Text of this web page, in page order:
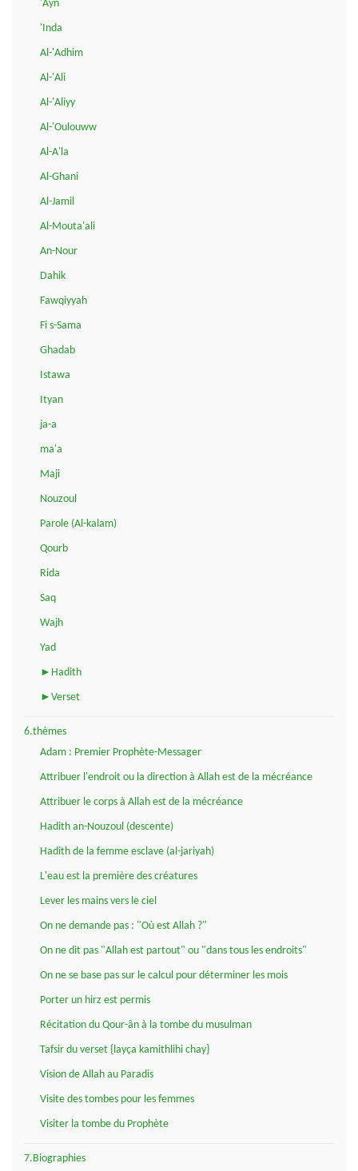
'Ayn
'Inda
Al-'Adhim
Al-'Ali
Al-'Aliyy
Al-'Oulouww
Al-A'la
Al-Ghani
Al-Jamil
Al-Mouta'ali
An-Nour
Dahik
Fawqiyyah
Fi s-Sama
Ghadab
Istawa
Ityan
ja-a
ma'a
Maji
Nouzoul
Parole (Al-kalam)
Qourb
Rida
Saq
Wajh
Yad
►Hadith
►Verset
6.thèmes
Adam : Premier Prophète-Messager
Attribuer l'endroit ou la direction à Allah est de la mécréance
Attribuer le corps à Allah est de la mécréance
Hadith an-Nouzoul (descente)
Hadith de la femme esclave (al-jariyah)
L'eau est la première des créatures
Lever les mains vers le ciel
On ne demande pas : "Où est Allah ?"
On ne dit pas "Allah est partout" ou "dans tous les endroits"
On ne se base pas sur le calcul pour déterminer les mois
Porter un hirz est permis
Récitation du Qour-ân à la tombe du musulman
Tafsir du verset {layça kamithlihi chay}
Vision de Allah au Paradis
Visite des tombes pour les femmes
Visiter la tombe du Prophète
7.Biographies